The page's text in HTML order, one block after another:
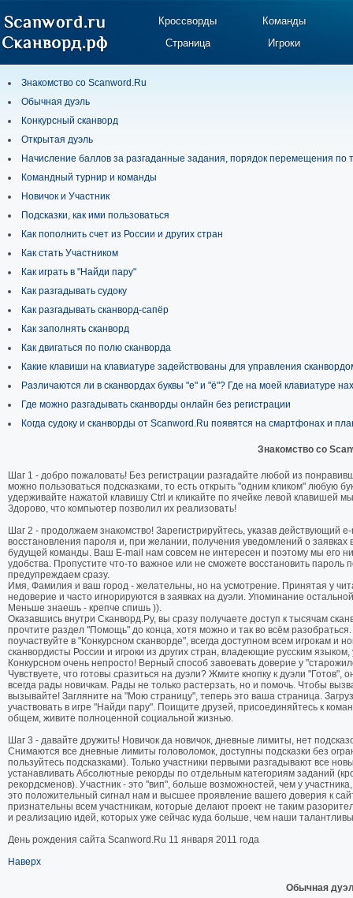
Кроссворды
Команды
Страница
Игроки
Знакомство со Scanword.Ru
Обычная дуэль
Конкурсный сканворд
Открытая дуэль
Начисление баллов за разгаданные задания, порядок перемещения по
Командный турнир и команды
Новичок и Участник
Подсказки, как ими пользоваться
Как пополнить счет из России и других стран
Как стать Участником
Как играть в "Найди пару"
Как разгадывать судоку
Как разгадывать сканворд-сапёр
Как заполнять сканворд
Как двигаться по полю сканворда
Какие клавиши на клавиатуре задействованы для управления
Различаются ли в сканвордах буквы "е" и "ё"? Где на моей клавиатуре
Где можно разгадывать сканворды онлайн без регистрации
Когда судоку и сканворды от Scanword.Ru появятся на смартфонах и
Знакомство со
Шаг 1 - добро пожаловать! Без регистрации разгадайте любой из
можно пользоваться подсказками, то есть открыть "одним кликом" любую
удерживайте нажатой клавишу Ctrl и кликайте по ячейке левой клавишей
Здорово, что компьютер позволил их реализовать!
Шаг 2 - продолжаем знакомство! Зарегистрируйтесь, указав действующий
восстановления пароля и, при желании, получения уведомлений о
будущей команды. Ваш E-mail нам совсем не интересен и поэтому мы его
удобства. Пропустите что-то важное или не сможете восстановить
предупреждаем сразу.
Имя, Фамилия и ваш город - желательны, но на усмотрение. Принятая у
недоверие и часто игнорируются в заявках на дуэли. Упоминание
Меньше знаешь - крепче спишь )).
Оказавшись внутри Сканворд.Ру, вы сразу получаете доступ к тысячам
прочтите раздел "Помощь" до конца, хотя можно и так во всём
поучаствуйте в "Конкурсном сканворде", всегда доступном всем игрокам
сканвордисты России и игроки из других стран, владеющие русским
Конкурсном очень непросто! Верный способ завоевать доверие у
Чувствуете, что готовы сразиться на дуэли? Жмите кнопку к дуэли
всегда рады новичкам. Рады не только растерзать, но и помочь. Чтобы
вызывайте! Загляните на "Мою страницу", теперь это ваша страница.
участвовать в игре "Найди пару". Поищите друзей, присоединяйтесь к
общем, живите полноценной социальной жизнью.
Шаг 3 - давайте дружить! Новичок да новичок, дневные лимиты, нет
Снимаются все дневные лимиты головоломок, доступны подсказки без
пользуйтесь подсказками). Только участники первыми разгадывают все
устанавливать Абсолютные рекорды по отдельным категориям заданий
рекордсменов). Участник - это "вип", больше возможностей, чем у
это положительный сигнал нам и высшее проявление вашего доверия к
признательны всем участникам, которые делают проект не таким
и реализацию идей, которых уже сейчас куда больше, чем наши
День рождения сайта Scanword.Ru 11 января 2011 года
Наверх
Обычная